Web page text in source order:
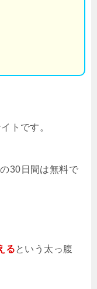
トです。
30日間は無料で
るという太っ腹